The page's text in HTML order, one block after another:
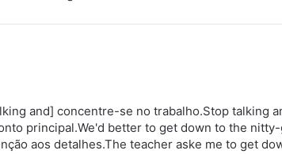
and] concentre-se no trabalho.Stop talking
principal.We'd better to get down to the
aos detalhes.The teacher aske me to get